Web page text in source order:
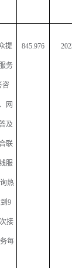
提
务
咨
网
及
联
服
热
9
接
每
845.976